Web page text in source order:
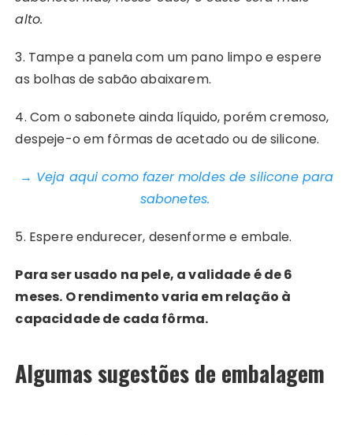
alto.
3. Tampe a panela com um pano limpo e espere
as bolhas de sabão abaixarem.
4. Com o sabonete ainda líquido, porém cremoso,
despeje-o em fôrmas de acetado ou de silicone.
→ Veja aqui como fazer moldes de silicone para
sabonetes.
5. Espere endurecer, desenforme e embale.
Para ser usado na pele, a validade é de 6
meses. O rendimento varia em relação à
capacidade de cada fôrma.
Algumas sugestões de embalagem